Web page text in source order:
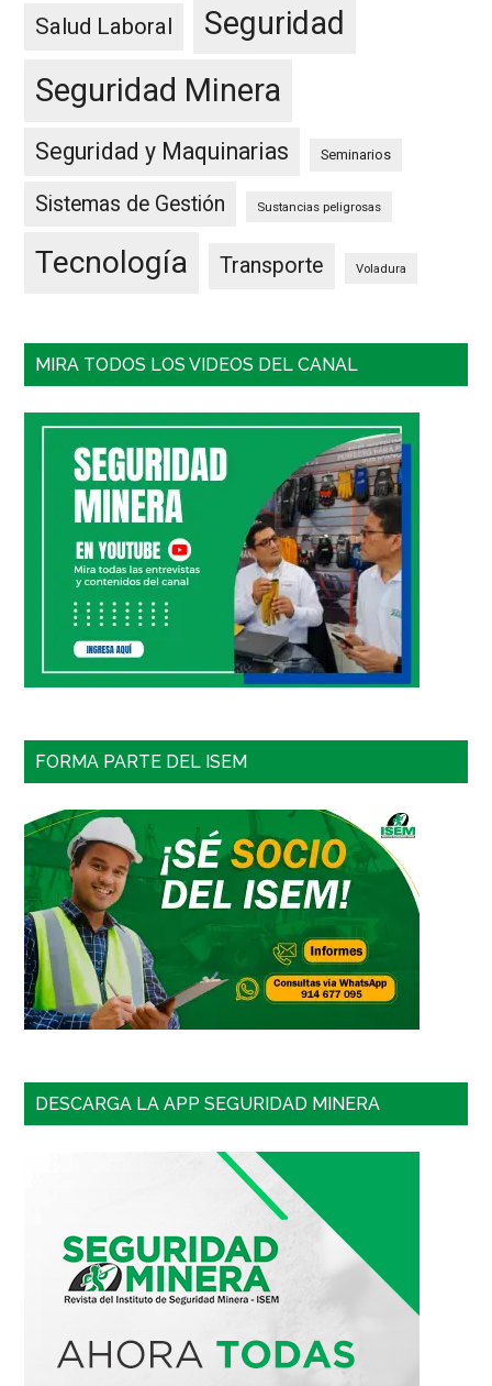
Salud Laboral
Seguridad
Seguridad Minera
Seguridad y Maquinarias Seminarios
Sistemas de Gestión Sustancias peligrosas
Tecnología Transporte Voladura
MIRA TODOS LOS VIDEOS DEL CANAL
FORMA PARTE DEL ISEM
DESCARGA LA APP SEGURIDAD MINERA